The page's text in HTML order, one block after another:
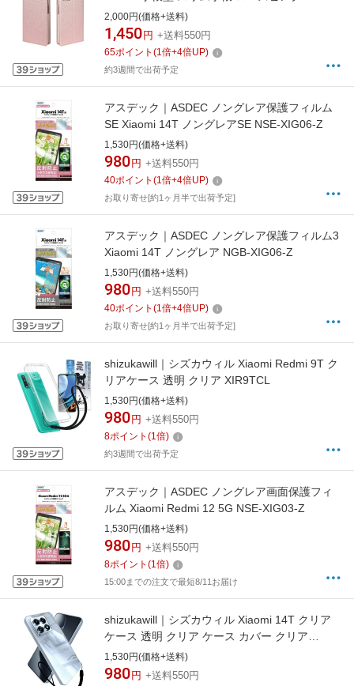
XIRN10PSLROPI
2,000円(価格+送料)
1,450 円 +送料550円
65ポイント (1倍+4倍UP)
約3週間で出荷予定
アスデック｜ASDEC ノングレア保護フィルム
SE Xiaomi 14T ノングレアSE NSE-XIG06-Z
1,530円(価格+送料)
980 円 +送料550円
40ポイント (1倍+4倍UP)
お取り寄せ[約1ヶ月半で出荷予定]
アスデック｜ASDEC ノングレア保護フィルム3
Xiaomi 14T ノングレア NGB-XIG06-Z
1,530円(価格+送料)
980 円 +送料550円
40ポイント (1倍+4倍UP)
お取り寄せ[約1ヶ月半で出荷予定]
shizukawill｜シズカウィル Xiaomi Redmi 9T ク
リアケース 透明 クリア XIR9TCL
1,530円(価格+送料)
980 円 +送料550円
8ポイント (1倍)
約3週間で出荷予定
アスデック｜ASDEC ノングレア画面保護フィ
ルム Xiaomi Redmi 12 5G NSE-XIG03-Z
1,530円(価格+送料)
980 円 +送料550円
8ポイント (1倍)
15:00までの注文で最短8/11お届け
shizukawill｜シズカウィル Xiaomi 14T クリア
ケース 透明 クリア ケース カバー クリア
XI14TCL
1,530円(価格+送料)
980 円 +送料550円